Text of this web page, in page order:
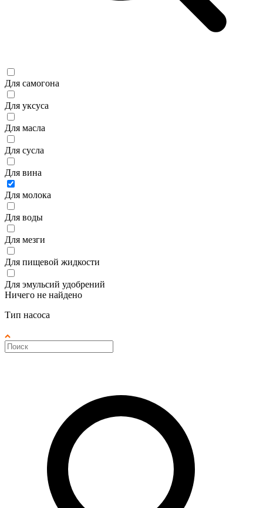
Для самогона
Для уксуса
Для масла
Для сусла
Для вина
Для молока
Для воды
Для мезги
Для пищевой жидкости
Для эмульсий удобрений
Ничего не найдено
Тип насоса